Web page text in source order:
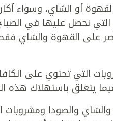
أو الشاي، وسواء
نحصل عليها في
على القهوة والشاي
التي تحتوي على
يتعلق باستهلاك هذه
والصودا ومشروبات